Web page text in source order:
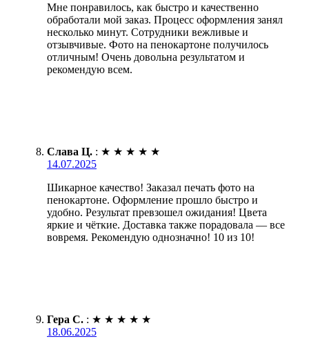
Мне понравилось, как быстро и качественно
обработали мой заказ. Процесс оформления занял
несколько минут. Сотрудники вежливые и
отзывчивые. Фото на пенокартоне получилось
отличным! Очень довольна результатом и
рекомендую всем.
Слава Ц. : ★ ★ ★ ★ ★
14.07.2025
Шикарное качество! Заказал печать фото на
пенокартоне. Оформление прошло быстро и
удобно. Результат превзошел ожидания! Цвета
яркие и чёткие. Доставка также порадовала — все
вовремя. Рекомендую однозначно! 10 из 10!
Гера С. : ★ ★ ★ ★ ★
18.06.2025